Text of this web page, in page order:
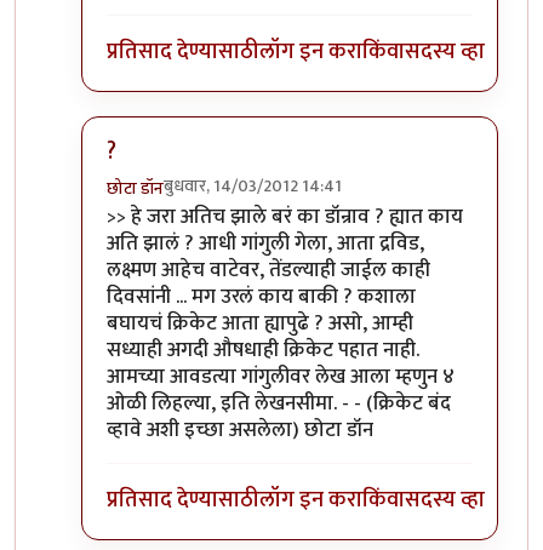
प्रतिसाद देण्यासाठीलॉग इन कराकिंवासदस्य व्हा
?
छोटा डॉनबुधवार, 14/03/2012 14:41
In reply toखी खी खी...byसोत्रि
>> हे जरा अतिच झाले बरं का डॉन्राव ? ह्यात काय
अति झालं ? आधी गांगुली गेला, आता द्रविड,
लक्ष्मण आहेच वाटेवर, तेंडल्याही जाईल काही
दिवसांनी ... मग उरलं काय बाकी ? कशाला
बघायचं क्रिकेट आता ह्यापुढे ? असो, आम्ही
सध्याही अगदी औषधाही क्रिकेट पहात नाही.
आमच्या आवडत्या गांगुलीवर लेख आला म्हणुन ४
ओळी लिहल्या, इति लेखनसीमा. - - (क्रिकेट बंद
व्हावे अशी इच्छा असलेला) छोटा डॉन
प्रतिसाद देण्यासाठीलॉग इन कराकिंवासदस्य व्हा